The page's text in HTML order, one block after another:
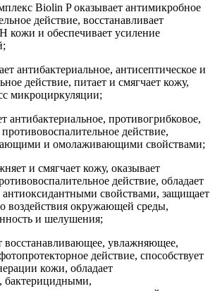
Biolin P оказывает антимикробное
действие, восстанавливает
кожи и обеспечивает усиление
антибактериальное, антисептическое и
действие, питает и смягчает кожу,
микроциркуляции;
антибактериальное, противогрибковое,
действие,
и омолаживающими свойствами;
и смягчает кожу, оказывает
действие, обладает
свойствами, защищает
воздействия окружающей среды,
и шелушения;
восстанавливающее, увлажняющее,
действие, способствует
кожи, обладает
бактерицидными,